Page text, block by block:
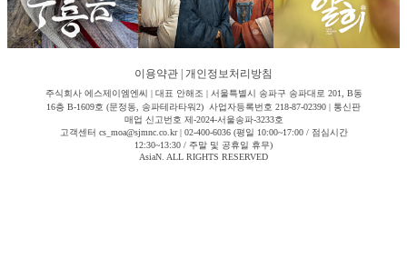
이용약관 개인정보처리방침
주식회사 에스제이엠엔씨 | 대표 안해조 | 서울특별시 송파구 송파대로 201, B동
16층 B-1609호 (문정동, 송파테라타워2) 사업자등록번호 218-87-02390 | 통신판
매업 신고번호 제-2024-서울송파-3233호
고객센터 cs_moa@sjmnc.co.kr | 02-400-6036 (평일 10:00~17:00 / 점심시간
12:30~13:30 / 주말 및 공휴일 휴무)
AsiaN. ALL RIGHTS RESERVED